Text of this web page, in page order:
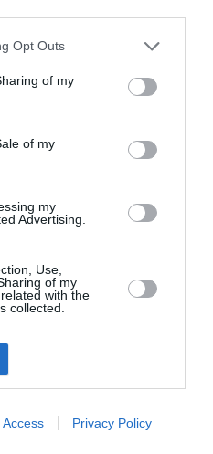
Opt Outs
of my
of my
my
Advertising.
Use,
of my
with the
collected.
Access Privacy Policy